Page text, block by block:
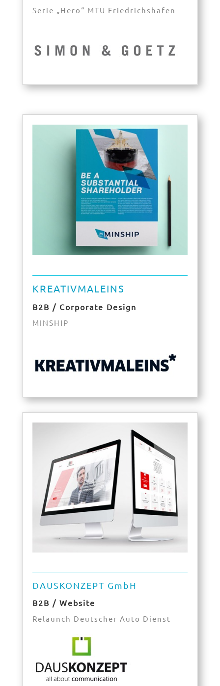
Serie „Hero“ MTU Friedrichshafen
KREATIVMALEINS
B2B / Corporate Design
MINSHIP
DAUSKONZEPT GmbH
B2B / Website
Relaunch Deutscher Auto Dienst